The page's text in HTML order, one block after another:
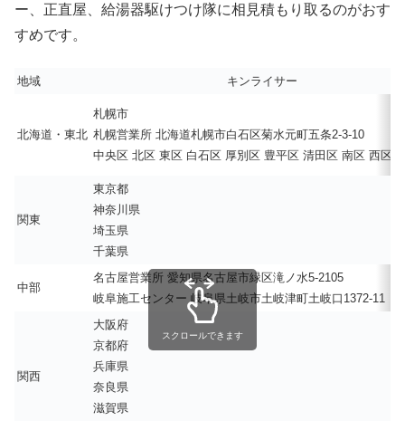
ー、正直屋、給湯器駆けつけ隊に相見積もり取るのがおす
すめです。
地域 キンライサー
北海道・東北
札幌市
札幌営業所 北海道札幌市白石区菊水元町五条2-3-10
中央区 北区 東区 白石区 厚別区 豊平区 清田区 南区 西区
関東
東京都
神奈川県
埼玉県
千葉県
中部
名古屋営業所 愛知県名古屋市緑区滝ノ水5-2105
岐阜施工センター 岐阜県土岐市土岐津町土岐口1372-11
関西
大阪府
京都府
兵庫県
奈良県
滋賀県
スクロールできます